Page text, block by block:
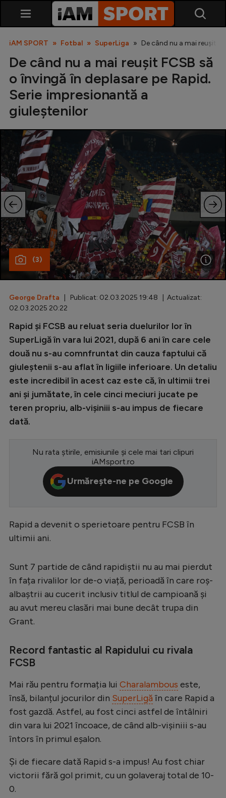
SuperLiga
Liga 2
Cupa României
Echipa Națională
U21
Fotbal feminin
Special
Diverse
Inedit
Clasamente
Champions League
Europa League
Conference League
CM 2026
LaLiga
Serie A
Bundesliga
Campionate
Stranieri
Clasamente
Tenis
Natație
Formula 1
Gimnastică
Auto
Rugby
Ciclism
iAM SPORT Fotbal SuperLiga De când nu a mai reușit
De când nu a mai reușit FCSB să
o învingă în deplasare pe Rapid.
Serie impresionantă a
giuleștenilor
(3)
George Drafta | Publicat: 02.03.2025 19:48 | Actualizat:
02.03.2025 20:22
Rapid și FCSB au reluat seria duelurilor lor în
SuperLigă în vara lui 2021, după 6 ani în care cele
două nu s-au comnfruntat din cauza faptului că
giuleștenii s-au aflat în ligiile inferioare. Un detaliu
este incredibil în acest caz este că, în ultimii trei
ani și jumătate, în cele cinci meciuri jucate pe
teren propriu, alb-vișiniii s-au impus de fiecare
dată.
Nu rata știrile, emisiunile și cele mai tari clipuri
iAMsport.ro
Urmărește-ne pe Google
Rapid a devenit o sperietoare pentru FCSB în
ultimii ani.
Sunt 7 partide de când rapidiștii nu au mai pierdut
în fața rivalilor lor de-o viață, perioadă în care roș-
albaștrii au cucerit inclusiv titlul de campioană și
au avut mereu clasări mai bune decât trupa din
Grant.
Record fantastic al Rapidului cu rivala
FCSB
Mai rău pentru formația lui Charalambous este,
însă, bilanțul jocurilor din SuperLigă în care Rapid a
fost gazdă. Astfel, au fost cinci astfel de întâlniri
din vara lui 2021 încoace, de când alb-vișiniii s-au
întors în primul eșalon.
Și de fiecare dată Rapid s-a impus! Au fost chiar
victorii fără gol primit, cu un golaveraj total de 10-
0.